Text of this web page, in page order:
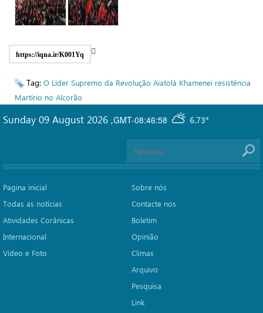
https://iqna.ir/K001Yq
Tag: O Líder Supremo da Revolução Aiatolá Khamenei resistência
Martírio no Alcorão
GMT-08:46:58 6.73°
Sunday 09 August 2026 ,
Pagina inicial
Todas as notícias
Atividades Corânicas
Internacional
Vídeo e Foto
Sobre nós
Contacte nos
Boletim
Opinião
Climas
Arquivo
Pesquisa
Link